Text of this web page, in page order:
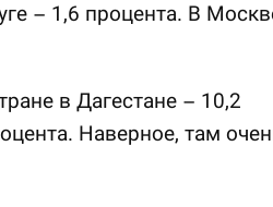
– 1,6 процента. В
в Дагестане – 10,2
Наверное, там